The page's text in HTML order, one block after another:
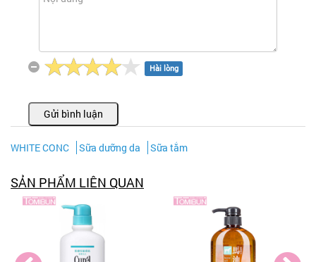
Hài lòng
Gửi bình luận
WHITE CONC Sữa dưỡng da Sữa tắm
SẢN PHẨM LIÊN QUAN